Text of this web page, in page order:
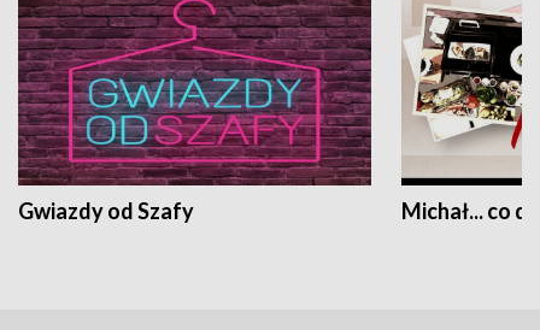
Gwiazdy od Szafy Michał... co